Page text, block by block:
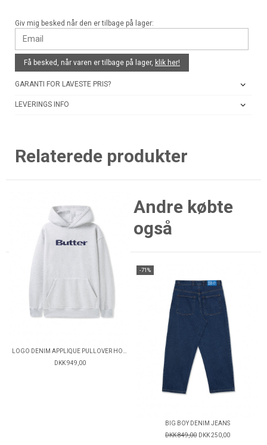
Giv mig besked når den er tilbage på lager:
Få besked, når varen er tilbage på lager, klik her!
GARANTI FOR LAVESTE PRIS?
LEVERINGS INFO
Relaterede produkter
LOGO DENIM APPLIQUE PULLOVER HOOD
DKK 949,00
Andre købte
også
-71%
BIG BOY DENIM JEANS
DKK 849,00 DKK 250,00